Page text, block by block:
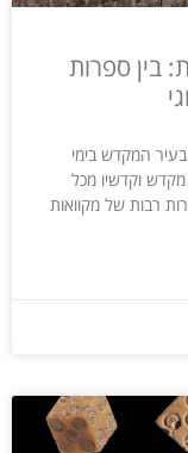
בין ספרות
בעיר המקדש בימי
וקדשיו מכל
רבות של מקוואות